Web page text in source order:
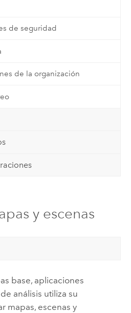
de seguridad
de la organización
y escenas
base, aplicaciones
análisis utiliza su
mapas, escenas y